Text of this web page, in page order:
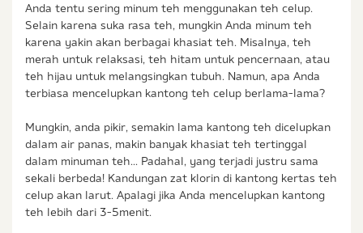
Anda tentu sering minum teh menggunakan teh celup.
Selain karena suka rasa teh, mungkin Anda minum teh
karena yakin akan berbagai khasiat teh. Misalnya, teh
merah untuk relaksasi, teh hitam untuk pencernaan, atau
teh hijau untuk melangsingkan tubuh. Namun, apa Anda
terbiasa mencelupkan kantong teh celup berlama-lama?
Mungkin, anda pikir, semakin lama kantong teh dicelupkan
dalam air panas, makin banyak khasiat teh tertinggal
dalam minuman teh... Padahal, yang terjadi justru sama
sekali berbeda! Kandungan zat klorin di kantong kertas teh
celup akan larut. Apalagi jika Anda mencelupkan kantong
teh lebih dari 3-5menit.